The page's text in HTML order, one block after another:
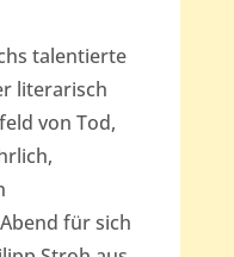
talentierte
literarisch
von Tod,
für sich